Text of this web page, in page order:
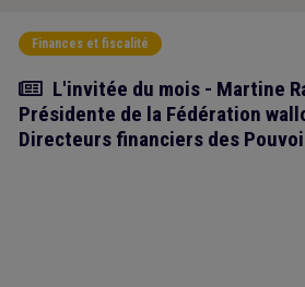
Finances et fiscalité
Article
L'invitée du mois - Martine
Présidente de la Fédération
Directeurs financiers des